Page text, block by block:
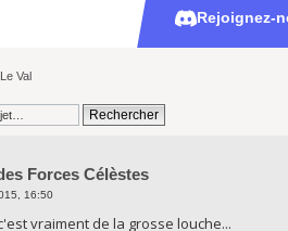
Rejoignez-
[Val]
Le Val
Forces Célèstes
16:50
vraiment de la grosse louche...